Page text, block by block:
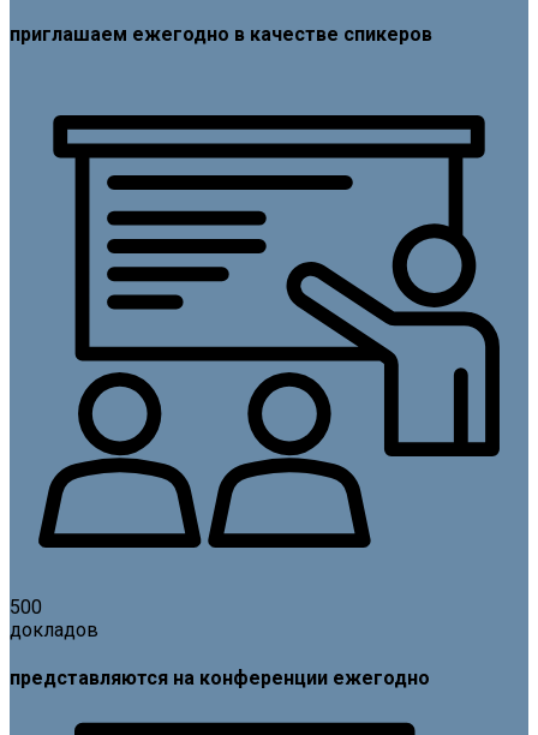
приглашаем ежегодно в качестве спикеров
500
докладов
представляются на конференции ежегодно